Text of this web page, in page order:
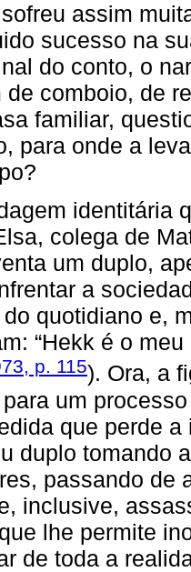
assim
sucesso na
do conto, o
de comboio, de
familiar,
para onde a
identitária
colega de
um duplo,
a
quotidiano e,
“Hekk é o
p. 115). Ora, a
um
que perde
duplo tomando
passando de
inclusive,
lhe permite
de toda a